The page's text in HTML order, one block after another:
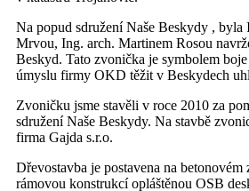
Na popud sdružení Naše Beskydy , byla
Mrvou, Ing. arch. Martinem Rosou
Beskyd. Tato zvonička je symbolem
úmyslu firmy OKD těžit v Beskydech
Zvoničku jsme stavěli v roce 2010 za
sdružení Naše Beskydy. Na stavbě
firma Gajda s.r.o.
Dřevostavba je postavena na betonovém
rámovou konstrukcí opláštěnou OSB